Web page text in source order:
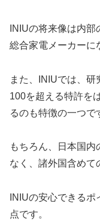
INIUの将来像は内部
総合家電メーカーに
また、INIUでは、研
100を超える特許を
るのも特徴の一つで
もちろん、日本国
なく、諸外国含めて
INIUの安心できる
点です。